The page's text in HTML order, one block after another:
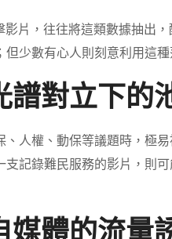
影片，往往將這類數據抽出
但少數有心人則刻意利用這
譜對立下的
、人權、動保等議題時，極
支記錄難民服務的影片，則